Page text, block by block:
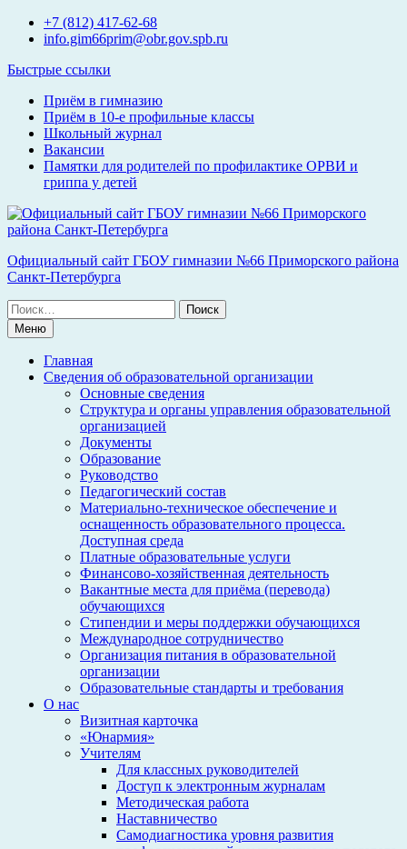
Перейти+7 (812) 417-62-68
info.gim66prim@obr.gov.spb.ru
Быстрые ссылки
Приём в гимназию
Приём в 10-е профильные классы
Школьный журнал
Вакансии
Памятки для родителей по профилактике ОРВИ и
гриппа у детей
Официальный сайт ГБОУ гимназии №66 Приморского района
Санкт-Петербурга
Поиск
по:Меню
Главная
Сведения об образовательной организации
Основные сведения
Структура и органы управления образовательной
организацией
Документы
Образование
Руководство
Педагогический состав
Материально-техническое обеспечение и
оснащенность образовательного процесса.
Доступная среда
Платные образовательные услуги
Финансово-хозяйственная деятельность
Вакантные места для приёма (перевода)
обучающихся
Стипендии и меры поддержки обучающихся
Международное сотрудничество
Организация питания в образовательной
организации
Образовательные стандарты и требования
О нас
Визитная карточка
«Юнармия»
Учителям
Для классных руководителей
Доступ к электронным журналам
Методическая работа
Наставничество
Самодиагностика уровня развития